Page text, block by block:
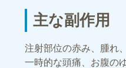
主な副作用
注射部位の赤み、腫れ
一時的な頭痛、お腹の